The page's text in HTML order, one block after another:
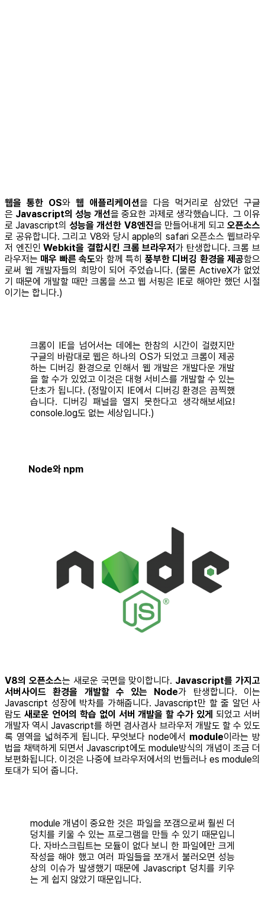
웹을 통한 OS와웹 애플리케이션을 다음 먹거리로 삼았던 구글
은 Javascript의 성능 개선을 중요한 과제로 생각했습니다. 그 이유
로 Javascript의성능을 개선한 V8엔진을 만들어내게 되고오픈소스
로 공유합니다. 그리고 V8와 당시 apple의 safari 오픈소스 웹브라우
저 엔진인Webkit을 결합시킨 크롬 브라우저 가 탄생합니다. 크롬 브
라우저는 매우 빠른 속도와 함께 특히 풍부한 디버깅 환경을 제공함으
로써 웹 개발자들의 희망이 되어 주었습니다. (물론 ActiveX가 없었
기 때문에 개발할 때만 크롬을 쓰고 웹 서핑은 IE로 해야만 했던 시절
이기는 합니다.)
크롬이 IE을 넘어서는 데에는 한참의 시간이 걸렸지만
구글의 바람대로 웹은 하나의 OS가 되었고 크롬이 제공
하는 디버깅 환경으로 인해서 웹 개발은 개발다운 개발
을 할 수가 있었고 이것은 대형 서비스를 개발할 수 있는
단초가 됩니다. (정말이지 IE에서 디버깅 환경은 끔찍했
습니다. 디버깅 패널을 열지 못한다고 생각해보세요!
console.log도 없는 세상입니다.)
Node와 npm
V8의 오픈소스는 새로운 국면을 맞이합니다. Javascript를 가지고
서버사이드 환경을 개발할 수 있는 Node가 탄생합니다. 이는
Javascript 성장에 박차를 가해줍니다. Javascript만 할 줄 알던 사
람도 새로운 언어의 학습 없이 서버 개발을 할 수가 있게 되었고 서버
개발자 역시 Javascript를 하면 겸사겸사 브라우저 개발도 할 수 있도
록 영역을 넓혀주게 됩니다. 무엇보다 node에서 module이라는 방
법을 채택하게 되면서 Javascript에도 module방식의 개념이 조금 더
보편화됩니다. 이것은 나중에 브라우저에서의 번들러나 es module의
토대가 되어 줍니다.
module 개념이 중요한 것은 파일을 쪼갬으로써 훨씬 더
덩치를 키울 수 있는 프로그램을 만들 수 있기 때문입니
다. 자바스크립트는 모듈이 없다 보니 한 파일에만 크게
작성을 해야 했고 여러 파일들을 쪼개서 불러오면 성능
상의 이슈가 발생했기 때문에 Javascript 덩치를 키우
는 게 쉽지 않았기 때문입니다.